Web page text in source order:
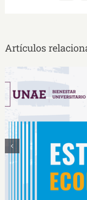
Artículos
Estímulos